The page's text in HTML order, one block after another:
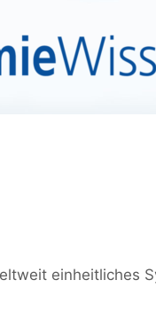
einheitliches